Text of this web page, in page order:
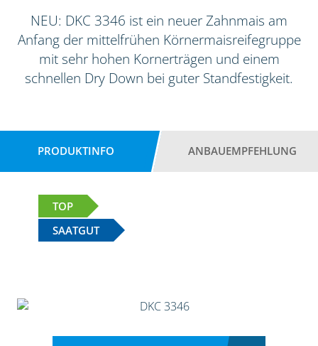
NEU: DKC 3346 ist ein neuer Zahnmais am
Anfang der mittelfrühen Körnermaisreifegruppe
mit sehr hohen Kornerträgen und einem
schnellen Dry Down bei guter Standfestigkeit.
PRODUKTINFO ANBAUEMPFEHLUNG
TOP
SAATGUT